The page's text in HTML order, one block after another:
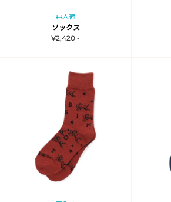
再入荷
ソックス
¥2,420 -